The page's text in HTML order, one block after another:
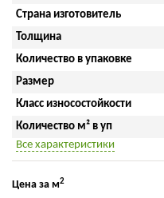
Страна изготовитель
Толщина
Количество в упаковке
Размер
Класс износостойкости
Количество м² в уп
Все характеристики
Цена за м2